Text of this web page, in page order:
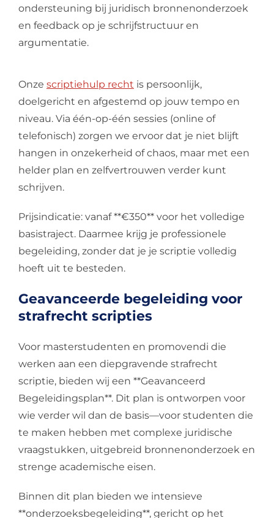
ondersteuning bij juridisch bronnenonderzoek
en feedback op je schrijfstructuur en
argumentatie.
Onze scriptiehulp recht is persoonlijk,
doelgericht en afgestemd op jouw tempo en
niveau. Via één-op-één sessies (online of
telefonisch) zorgen we ervoor dat je niet blijft
hangen in onzekerheid of chaos, maar met een
helder plan en zelfvertrouwen verder kunt
schrijven.
Prijsindicatie: vanaf **€350** voor het volledige
basistraject. Daarmee krijg je professionele
begeleiding, zonder dat je je scriptie volledig
hoeft uit te besteden.
Geavanceerde begeleiding voor
strafrecht scripties
Voor masterstudenten en promovendi die
werken aan een diepgravende strafrecht
scriptie, bieden wij een **Geavanceerd
Begeleidingsplan**. Dit plan is ontworpen voor
wie verder wil dan de basis—voor studenten die
te maken hebben met complexe juridische
vraagstukken, uitgebreid bronnenonderzoek en
strenge academische eisen.
Binnen dit plan bieden we intensieve
**onderzoeksbegeleiding**, gericht op het